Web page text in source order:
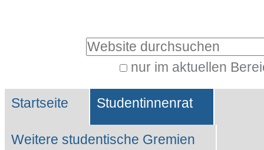
Website durchsuchen
nur im aktuellen
Suche…
Sektionen
Startseite Studentinnenrat
Weitere studentische Gremien